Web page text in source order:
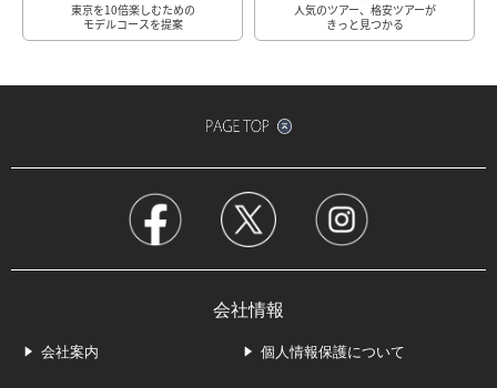
東京を10倍楽しむための
モデルコースを提案
人気のツアー、格安ツアーが
きっと見つかる
会社情報
会社案内 個人情報保護について